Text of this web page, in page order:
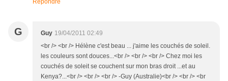
Répondre
G Guy 19/04/2011 02:49
<br /> <br /> Hélène c'est beau ... j'aime les couchés de soleil.
les couleurs sont douces...<br /> <br /> <br /> Chez moi les
couchés de soleit se couchent sur mon bras droit ...et au
Kenya?...<br /> <br /> <br /> -Guy (Australie)<br /> <br /> <br